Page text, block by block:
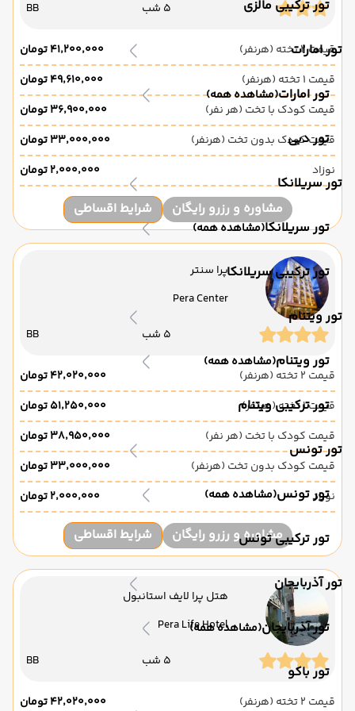
تور ترکیبی مالزی
تور امارات
تور امارات(مشاهده همه)
تور دبی
تور سریلانکا
تور سریلانکا(مشاهده همه)
تور ترکیبی سریلانکا
تور ویتنام
تور ویتنام(مشاهده همه)
تور ترکیبی ویتنام
تور تونس
تور تونس(مشاهده همه)
تور ترکیبی تونس
تور آذربایجان
تور آذربایجان(مشاهده همه)
تور باکو
5 شب BB
قیمت 2 تخته (هرنفر)
۴۱٬۲۰۰٬۰۰۰ تومان
قیمت 1 تخته (هرنفر)
۴۹٬۶۱۰٬۰۰۰ تومان
قیمت کودک با تخت (هر نفر)
۳۶٬۹۰۰٬۰۰۰ تومان
قیمت کودک بدون تخت (هرنفر)
۳۳٬۰۰۰٬۰۰۰ تومان
نوزاد
۲٬۰۰۰٬۰۰۰ تومان
مشاوره و رزرو رایگان شرایط اقساطی
پرا سنتر
Pera Center
5 شب BB
قیمت 2 تخته (هرنفر)
۴۲٬۰۲۰٬۰۰۰ تومان
قیمت 1 تخته (هرنفر)
۵۱٬۲۵۰٬۰۰۰ تومان
قیمت کودک با تخت (هر نفر)
۳۸٬۹۵۰٬۰۰۰ تومان
قیمت کودک بدون تخت (هرنفر)
۳۳٬۰۰۰٬۰۰۰ تومان
نوزاد
۲٬۰۰۰٬۰۰۰ تومان
مشاوره و رزرو رایگان شرایط اقساطی
هتل پرا لایف استانبول
Pera Life Hotel
5 شب BB
قیمت 2 تخته (هرنفر) ۴۲٬۰۲۰٬۰۰۰ تومان